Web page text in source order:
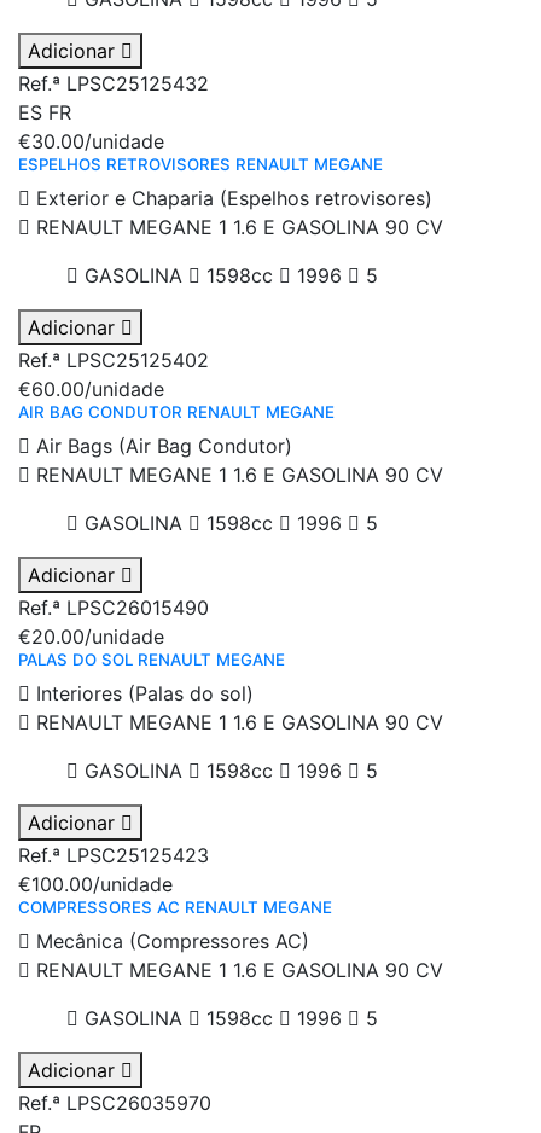
Adicionar
Ref.ª LPSC25125432
ES FR
€30.00/unidade
ESPELHOS RETROVISORES RENAULT MEGANE
Exterior e Chaparia (Espelhos retrovisores)
RENAULT MEGANE 1 1.6 E GASOLINA 90 CV
GASOLINA
1598cc 1996 5
Adicionar
Ref.ª LPSC25125402
€60.00/unidade
AIR BAG CONDUTOR RENAULT MEGANE
Air Bags (Air Bag Condutor)
RENAULT MEGANE 1 1.6 E GASOLINA 90 CV
GASOLINA
1598cc 1996 5
Adicionar
Ref.ª LPSC26015490
€20.00/unidade
PALAS DO SOL RENAULT MEGANE
Interiores (Palas do sol)
RENAULT MEGANE 1 1.6 E GASOLINA 90 CV
GASOLINA
1598cc 1996 5
Adicionar
Ref.ª LPSC25125423
€100.00/unidade
COMPRESSORES AC RENAULT MEGANE
Mecânica (Compressores AC)
RENAULT MEGANE 1 1.6 E GASOLINA 90 CV
GASOLINA
1598cc 1996 5
Adicionar
Ref.ª LPSC26035970